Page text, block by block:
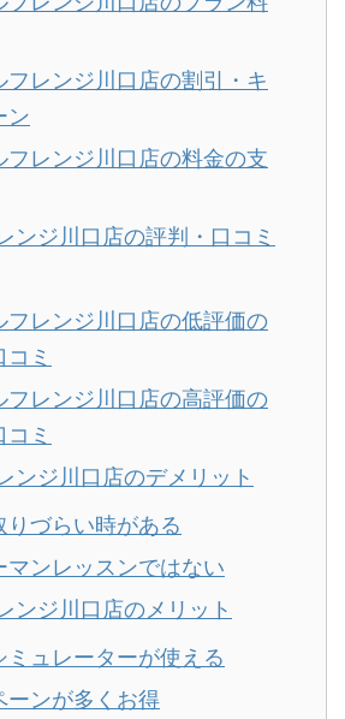
フレンジ川口店の割引・キ
ン
フレンジ川口店の料金の支
ンジ川口店の評判・口コミ
フレンジ川口店の低評価の
ミ
フレンジ川口店の高評価の
ミ
ンジ川口店のデメリット
りづらい時がある
マンレッスンではない
ンジ川口店のメリット
ミュレーターが使える
ーンが多くお得